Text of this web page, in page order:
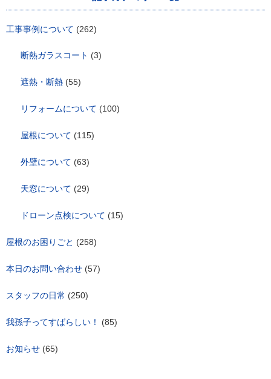
工事事例について (262)
断熱ガラスコート (3)
遮熱・断熱 (55)
リフォームについて (100)
屋根について (115)
外壁について (63)
天窓について (29)
ドローン点検について (15)
屋根のお困りごと (258)
本日のお問い合わせ (57)
スタッフの日常 (250)
我孫子ってすばらしい！ (85)
お知らせ (65)